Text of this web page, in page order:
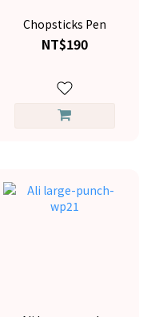
Chopsticks Pen
NT$190